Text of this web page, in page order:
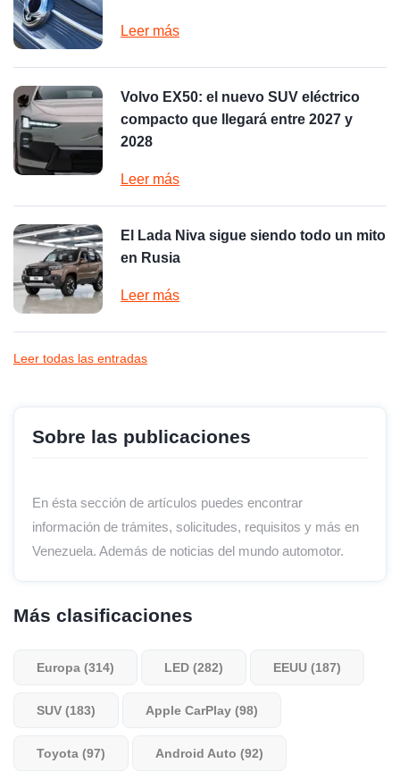
Leer más
Volvo EX50: el nuevo SUV eléctrico
compacto que llegará entre 2027 y
2028
Leer más
El Lada Niva sigue siendo todo un mito
en Rusia
Leer más
Leer todas las entradas
Sobre las publicaciones
En ésta sección de artículos puedes encontrar
información de trámites, solicitudes, requisitos y más en
Venezuela. Además de noticias del mundo automotor.
Más clasificaciones
Europa (314) LED (282) EEUU (187)
SUV (183) Apple CarPlay (98)
Toyota (97) Android Auto (92)